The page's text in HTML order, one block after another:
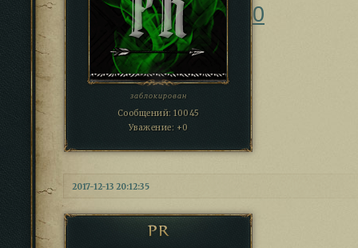
заблокирован
Сообщений: 10045
Уважение: +0
0
2017-12-13 20:12:35
PR